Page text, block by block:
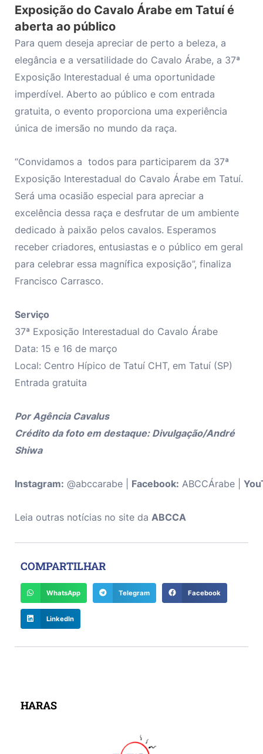
Exposição do Cavalo Árabe em Tatuí é
aberta ao público
Para quem deseja apreciar de perto a beleza, a
elegância e a versatilidade do Cavalo Árabe, a 37ª
Exposição Interestadual é uma oportunidade
imperdível. Aberto ao público e com entrada
gratuita, o evento proporciona uma experiência
única de imersão no mundo da raça.
“Convidamos a todos para participarem da 37ª
Exposição Interestadual do Cavalo Árabe em Tatuí.
Será uma ocasião especial para apreciar a
excelência dessa raça e desfrutar de um ambiente
dedicado à paixão pelos cavalos. Esperamos
receber criadores, entusiastas e o público em geral
para celebrar essa magnífica exposição”, finaliza
Francisco Carrasco.
Serviço
37ª Exposição Interestadual do Cavalo Árabe
Data: 15 e 16 de março
Local: Centro Hípico de Tatuí CHT, em Tatuí (SP)
Entrada gratuita
Por Agência Cavalus
Crédito da foto em destaque: Divulgação/André
Shiwa
Instagram: @abccarabe | Facebook: ABCCÁrabe |
Leia outras notícias no site da ABCCA
COMPARTILHAR
WhatsApp Telegram Facebook
LinkedIn
HARAS